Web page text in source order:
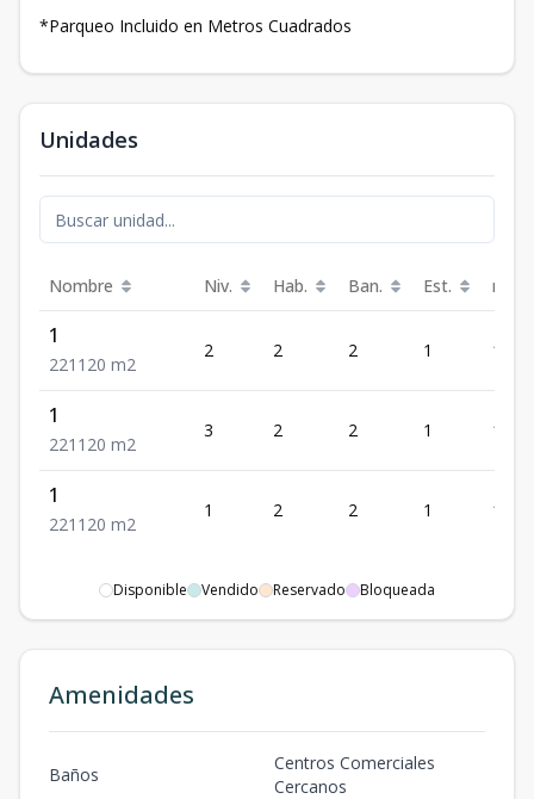
*Parqueo Incluido en Metros Cuadrados
Unidades
Nombre Niv. Hab. Ban. Est. m²
1
221 120 m2
2 2 2 1 120
1
221 120 m2
3 2 2 1 120
1
221 120 m2
1 2 2 1 120
Disponible Vendido Reservado Bloqueada
Amenidades
Baños
Centros Comerciales
Cercanos